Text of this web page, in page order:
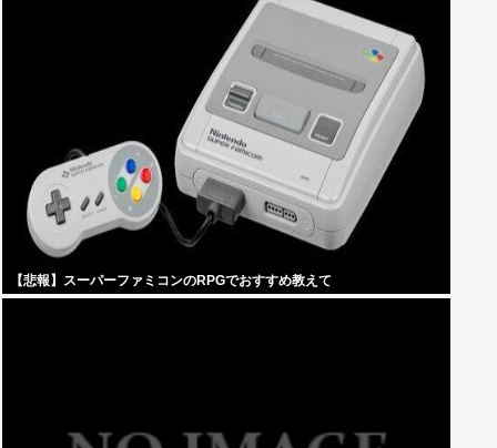
【悲報】スーパーファミコンのRPGでおすすめ教えて